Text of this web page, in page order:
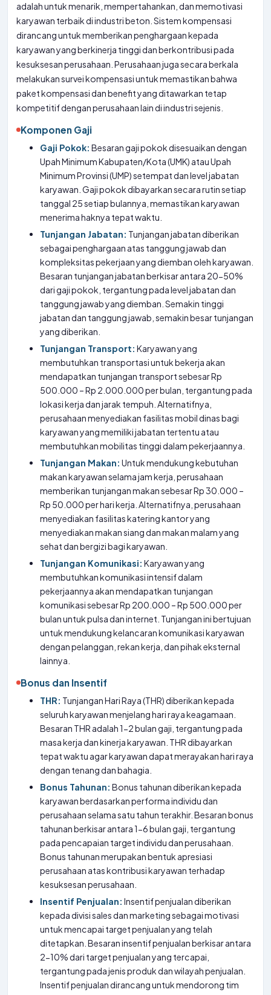
adalah untuk menarik, mempertahankan, dan memotivasi
karyawan terbaik di industri beton. Sistem kompensasi
dirancang untuk memberikan penghargaan kepada
karyawan yang berkinerja tinggi dan berkontribusi pada
kesuksesan perusahaan. Perusahaan juga secara berkala
melakukan survei kompensasi untuk memastikan bahwa
paket kompensasi dan benefit yang ditawarkan tetap
kompetitif dengan perusahaan lain di industri sejenis.
Komponen Gaji
Gaji Pokok: Besaran gaji pokok disesuaikan dengan
Upah Minimum Kabupaten/Kota (UMK) atau Upah
Minimum Provinsi (UMP) setempat dan level jabatan
karyawan. Gaji pokok dibayarkan secara rutin setiap
tanggal 25 setiap bulannya, memastikan karyawan
menerima haknya tepat waktu.
Tunjangan Jabatan: Tunjangan jabatan diberikan
sebagai penghargaan atas tanggung jawab dan
kompleksitas pekerjaan yang diemban oleh karyawan.
Besaran tunjangan jabatan berkisar antara 20-50%
dari gaji pokok, tergantung pada level jabatan dan
tanggung jawab yang diemban. Semakin tinggi
jabatan dan tanggung jawab, semakin besar tunjangan
yang diberikan.
Tunjangan Transport: Karyawan yang
membutuhkan transportasi untuk bekerja akan
mendapatkan tunjangan transport sebesar Rp
500.000 – Rp 2.000.000 per bulan, tergantung pada
lokasi kerja dan jarak tempuh. Alternatifnya,
perusahaan menyediakan fasilitas mobil dinas bagi
karyawan yang memiliki jabatan tertentu atau
membutuhkan mobilitas tinggi dalam pekerjaannya.
Tunjangan Makan: Untuk mendukung kebutuhan
makan karyawan selama jam kerja, perusahaan
memberikan tunjangan makan sebesar Rp 30.000 –
Rp 50.000 per hari kerja. Alternatifnya, perusahaan
menyediakan fasilitas katering kantor yang
menyediakan makan siang dan makan malam yang
sehat dan bergizi bagi karyawan.
Tunjangan Komunikasi: Karyawan yang
membutuhkan komunikasi intensif dalam
pekerjaannya akan mendapatkan tunjangan
komunikasi sebesar Rp 200.000 – Rp 500.000 per
bulan untuk pulsa dan internet. Tunjangan ini bertujuan
untuk mendukung kelancaran komunikasi karyawan
dengan pelanggan, rekan kerja, dan pihak eksternal
lainnya.
Bonus dan Insentif
THR: Tunjangan Hari Raya (THR) diberikan kepada
seluruh karyawan menjelang hari raya keagamaan.
Besaran THR adalah 1-2 bulan gaji, tergantung pada
masa kerja dan kinerja karyawan. THR dibayarkan
tepat waktu agar karyawan dapat merayakan hari raya
dengan tenang dan bahagia.
Bonus Tahunan: Bonus tahunan diberikan kepada
karyawan berdasarkan performa individu dan
perusahaan selama satu tahun terakhir. Besaran bonus
tahunan berkisar antara 1-6 bulan gaji, tergantung
pada pencapaian target individu dan perusahaan.
Bonus tahunan merupakan bentuk apresiasi
perusahaan atas kontribusi karyawan terhadap
kesuksesan perusahaan.
Insentif Penjualan: Insentif penjualan diberikan
kepada divisi sales dan marketing sebagai motivasi
untuk mencapai target penjualan yang telah
ditetapkan. Besaran insentif penjualan berkisar antara
2-10% dari target penjualan yang tercapai,
tergantung pada jenis produk dan wilayah penjualan.
Insentif penjualan dirancang untuk mendorong tim